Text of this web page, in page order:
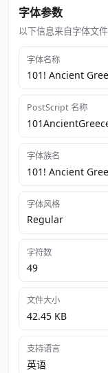
字体参数
以下信息来自字体文
字体名称
101! Ancient
PostScript 名称
字体族名
101! Ancient
字体风格
Regular
字符数
49
文件大小
42.45 KB
支持语言
英语